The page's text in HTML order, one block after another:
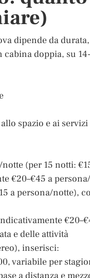
dipende da
cabina doppia, su
spazio e ai servizi
(per 15 notti:
€20–€45 a
a persona/notte),
e delle attività
inserisci:
variabile per
a distanza e